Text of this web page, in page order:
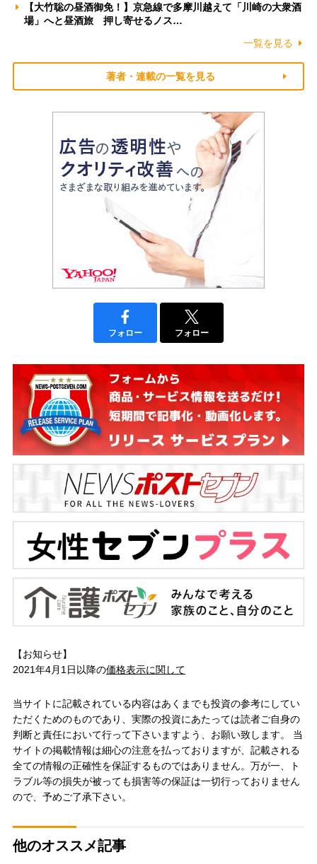
【大竹聡の昼酒御免！】京急線で多摩川越えて「川崎の大衆酒
場」へと昼酒旅 押し寄せるノス…
一覧を見る
著者・連載の一覧を見る
フォロー フォロー
【お知らせ】
2021年4月1日以降の価格表示に関して
当サイトに記載されている内容はあくまでも投資の参考にしてい
ただくためのものであり、実際の投資にあたっては読者ご自身の
判断と責任において行って下さいますよう、お願い致します。 当
サイトの掲載情報は細心の注意を払っておりますが、記載される
全ての情報の正確性を保証するものではありません。万が一、ト
ラブル等の損失が被っても損害等の保証は一切行っておりません
ので、予めご了承下さい。
他のオススメ記事